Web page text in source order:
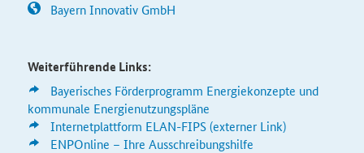
Bayern Innovativ GmbH
Weiterführende Links:
Bayerisches Förderprogramm Energiekonzepte und
kommunale Energienutzungspläne
Internetplattform ELAN-FIPS (externer Link)
ENPOnline – Ihre Ausschreibungshilfe